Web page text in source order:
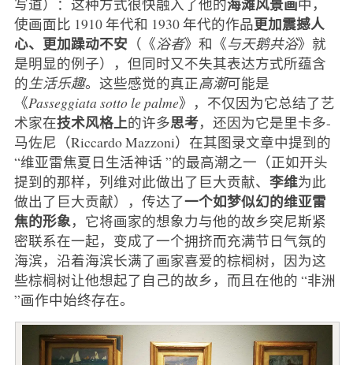
使画面比 1910 年代和 1930 年代的作品更加震撼人
心、更加躁动不安（《浴者》和《与天鹅共浴》就
是明显的例子），但同时又不失其表达方式所蕴含
的生活乐趣。这些感觉的真正高潮可能是
《Passeggiata sotto le palme》，不仅因为它总结了艺
术家在技术风格上的许多思考，还因为它是里卡多-
马佐尼（Riccardo Mazzoni）在其图录文章中提到的
“维亚雷焦夏日生活神话 ”的最高潮之一（正如开头
提到的那样，列维对此做出了巨大贡献、 李维为此
做出了巨大贡献），传达了一个如梦似幻的维亚雷
焦的形象，它将画家的想象力与他的故乡突尼斯紧
密联系在一起，变成了一个拥挤而充满节日气氛的
海滨，沿着海滨长满了画家喜爱的棕榈树，因为这
些棕榈树让他想起了自己的故乡，而且在他的 “非洲
”画作中始终存在。